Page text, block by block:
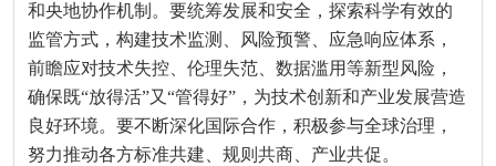
和央地协作机制。要统筹发展和安全，探索科学有效的
监管方式，构建技术监测、风险预警、应急响应体系，
前瞻应对技术失控、伦理失范、数据滥用等新型风险，
确保既“放得活”又“管得好”，为技术创新和产业发展营造
良好环境。要不断深化国际合作，积极参与全球治理，
努力推动各方标准共建、规则共商、产业共促。